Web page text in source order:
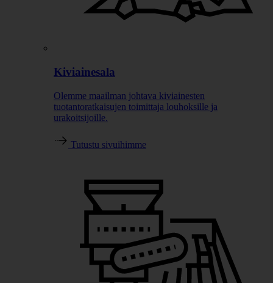
Kiviainesala
Olemme maailman johtava kiviainesten
tuotantoratkaisujen toimittaja louhoksille ja
urakoitsijoille.
Tutustu sivuihimme